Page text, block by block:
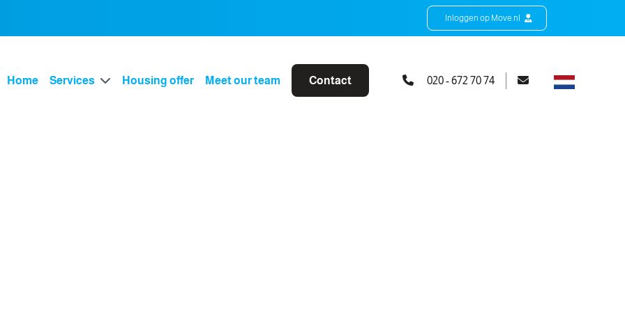
Inloggen op Move.nl
Home Services Housing offer Meet our team Contact 020 - 672 70 74